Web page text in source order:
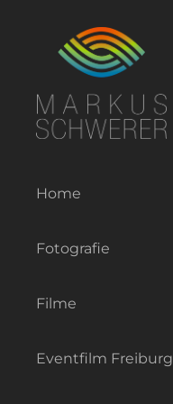
Home
Fotografie
Filme
Eventfilm Freiburg